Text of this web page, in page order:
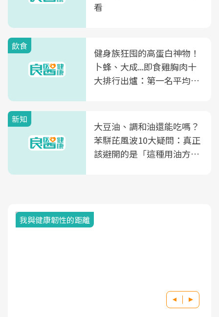
看
飲食
健身族狂囤的高蛋白神物！
卜蜂、大成...即食雞胸肉十
大排行出爐：第一名平均一
新知
大豆油、調和油還能吃嗎？
苯駢芘風波10大疑問：真正
該避開的是「這種用油方
我與健康韌性的距離